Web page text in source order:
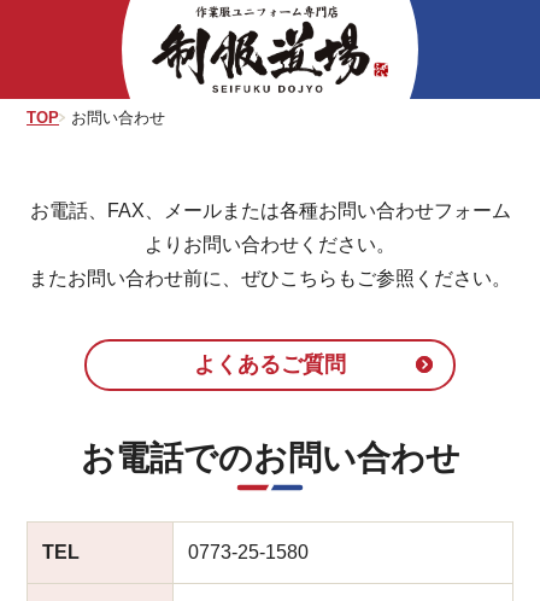
TOP お問い合わせ
お電話、FAX、メールまたは各種お問い合わせフォーム
よりお問い合わせください。
またお問い合わせ前に、ぜひこちらもご参照ください。
よくあるご質問
お電話でのお問い合わせ
TEL 0773-25-1580